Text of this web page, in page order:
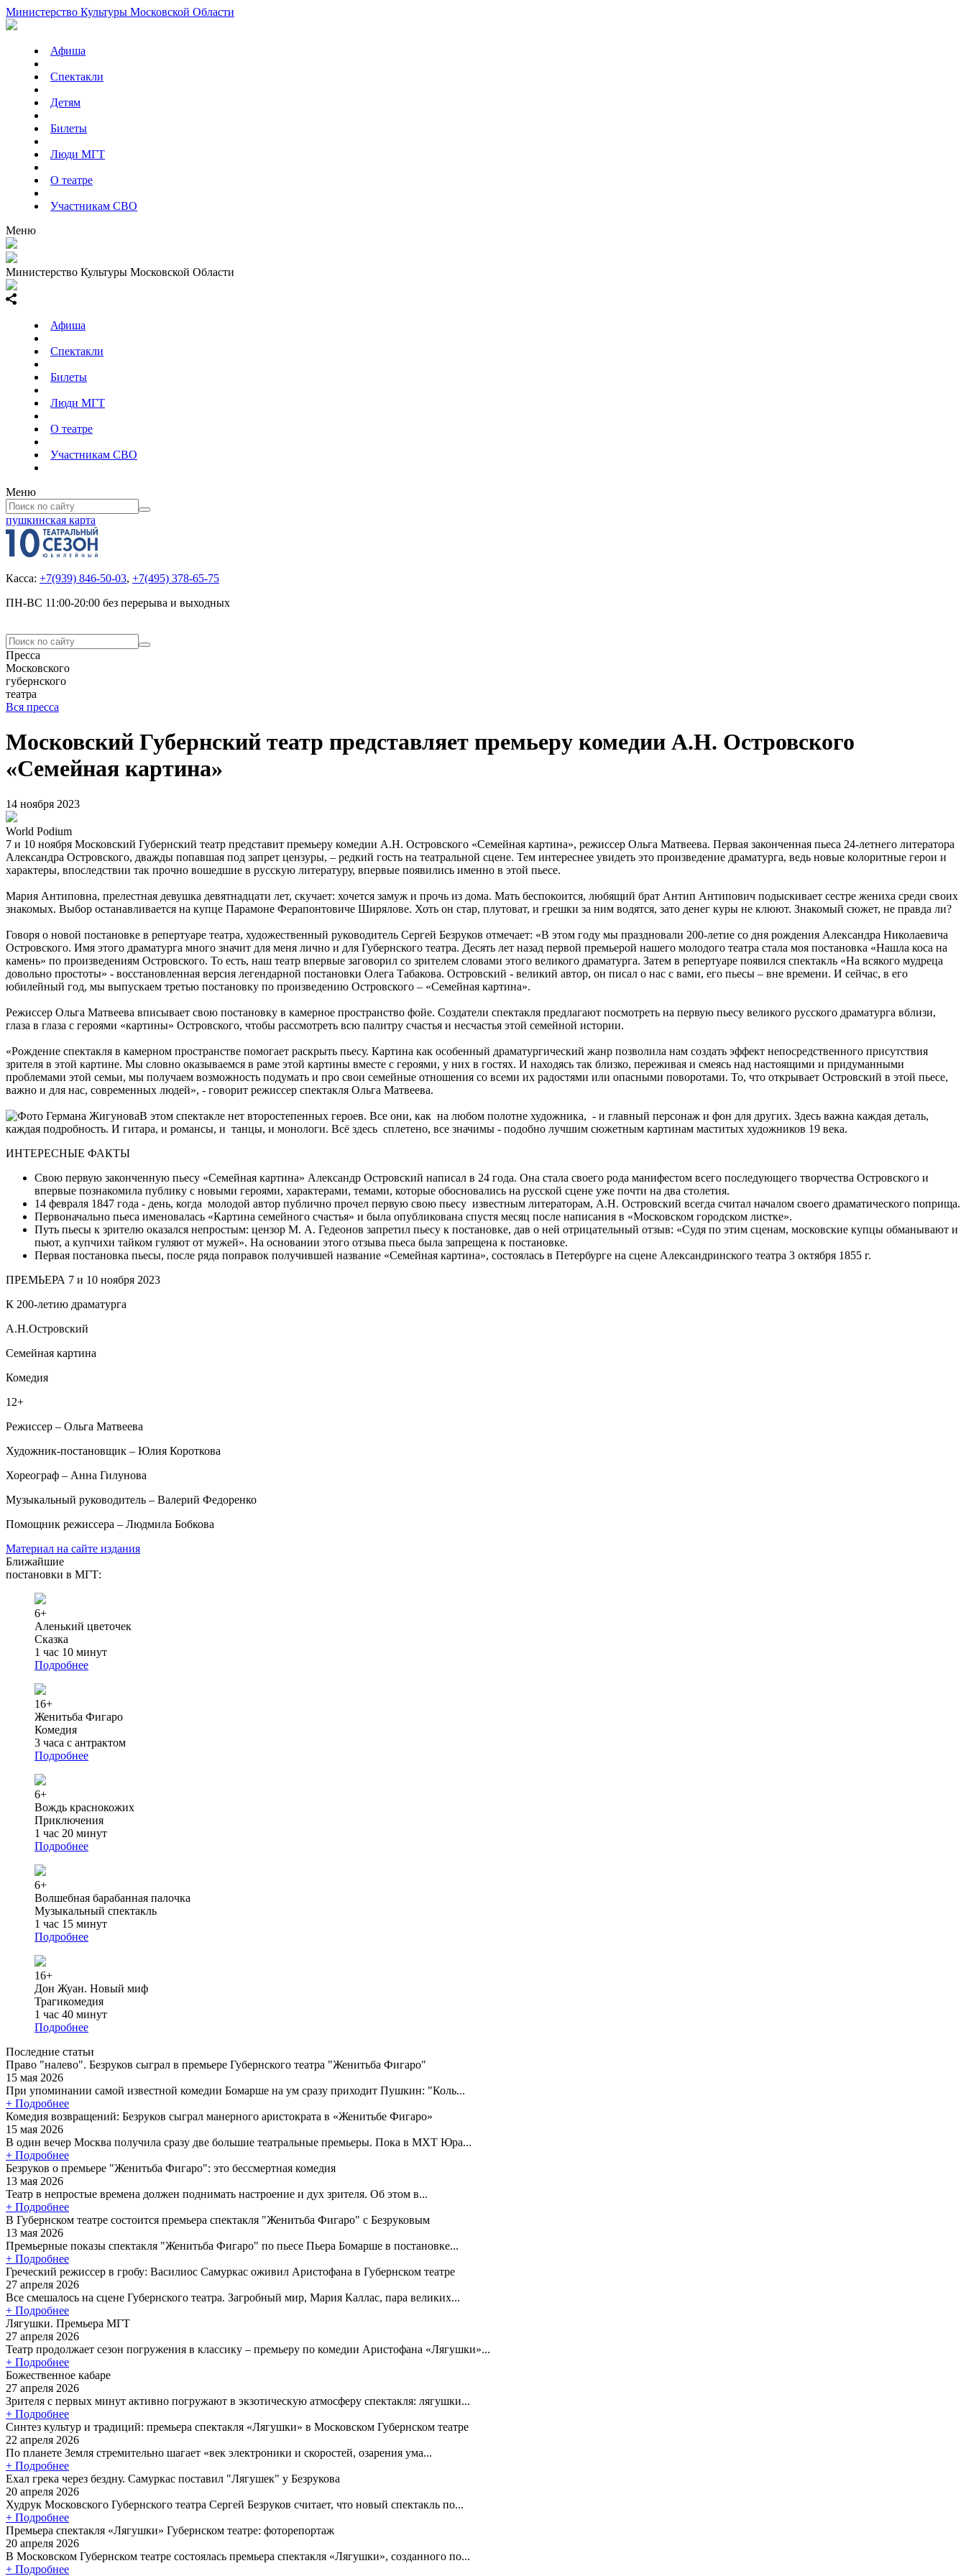
Министерство Культуры Московской Области
Афиша
Спектакли
Детям
Билеты
Люди МГТ
О театре
Участникам СВО
Меню
Министерство Культуры Московской Области
Афиша
Спектакли
Билеты
Люди МГТ
О театре
Участникам СВО
Меню
пушкинская карта
Касса: +7(939) 846-50-03, +7(495) 378-65-75
ПН-ВС 11:00-20:00 без перерыва и выходных
Пресса
Московского
губернского
театра
Вся пресса
Московский Губернский театр представляет премьеру комедии А.Н. Островского
«Семейная картина»
14 ноября 2023
World Podium
7 и 10 ноября Московский Губернский театр представит премьеру комедии А.Н. Островского «Семейная картина», режиссер Ольга Матвеева. Первая законченная пьеса 24-летнего литератора
Александра Островского, дважды попавшая под запрет цензуры, – редкий гость на театральной сцене. Тем интереснее увидеть это произведение драматурга, ведь новые колоритные герои и
характеры, впоследствии так прочно вошедшие в русскую литературу, впервые появились именно в этой пьесе.
Мария Антиповна, прелестная девушка девятнадцати лет, скучает: хочется замуж и прочь из дома. Мать беспокоится, любящий брат Антип Антипович подыскивает сестре жениха среди своих
знакомых. Выбор останавливается на купце Парамоне Ферапонтовиче Ширялове. Хоть он стар, плутоват, и грешки за ним водятся, зато денег куры не клюют. Знакомый сюжет, не правда ли?
Говоря о новой постановке в репертуаре театра, художественный руководитель Сергей Безруков отмечает: «В этом году мы праздновали 200-летие со дня рождения Александра Николаевича
Островского. Имя этого драматурга много значит для меня лично и для Губернского театра. Десять лет назад первой премьерой нашего молодого театра стала моя постановка «Нашла коса на
камень» по произведениям Островского. То есть, наш театр впервые заговорил со зрителем словами этого великого драматурга. Затем в репертуаре появился спектакль «На всякого мудреца
довольно простоты» - восстановленная версия легендарной постановки Олега Табакова. Островский - великий автор, он писал о нас с вами, его пьесы – вне времени. И сейчас, в его
юбилейный год, мы выпускаем третью постановку по произведению Островского – «Семейная картина».
Режиссер Ольга Матвеева вписывает свою постановку в камерное пространство фойе. Создатели спектакля предлагают посмотреть на первую пьесу великого русского драматурга вблизи,
глаза в глаза с героями «картины» Островского, чтобы рассмотреть всю палитру счастья и несчастья этой семейной истории.
«Рождение спектакля в камерном пространстве помогает раскрыть пьесу. Картина как особенный драматургический жанр позволила нам создать эффект непосредственного присутствия
зрителя в этой картине. Мы словно оказываемся в раме этой картины вместе с героями, у них в гостях. И находясь так близко, переживая и смеясь над настоящими и придуманными
проблемами этой семьи, мы получаем возможность подумать и про свои семейные отношения со всеми их радостями или опасными поворотами. То, что открывает Островский в этой пьесе,
важно и для нас, современных людей», - говорит режиссер спектакля Ольга Матвеева.
В этом спектакле нет второстепенных героев. Все они, как на любом полотне художника, - и главный персонаж и фон для других. Здесь важна каждая деталь,
каждая подробность. И гитара, и романсы, и танцы, и монологи. Всё здесь сплетено, все значимы - подобно лучшим сюжетным картинам маститых художников 19 века.
ИНТЕРЕСНЫЕ ФАКТЫ
Свою первую законченную пьесу «Семейная картина» Александр Островский написал в 24 года. Она стала своего рода манифестом всего последующего творчества Островского и
впервые познакомила публику с новыми героями, характерами, темами, которые обосновались на русской сцене уже почти на два столетия.
14 февраля 1847 года - день, когда молодой автор публично прочел первую свою пьесу известным литераторам, А.Н. Островский всегда считал началом своего драматического поприща.
Первоначально пьеса именовалась «Картина семейного счастья» и была опубликована спустя месяц после написания в «Московском городском листке».
Путь пьесы к зрителю оказался непростым: цензор М. А. Гедеонов запретил пьесу к постановке, дав о ней отрицательный отзыв: «Судя по этим сценам, московские купцы обманывают и
пьют, а купчихи тайком гуляют от мужей». На основании этого отзыва пьеса была запрещена к постановке.
Первая постановка пьесы, после ряда поправок получившей название «Семейная картина», состоялась в Петербурге на сцене Александринского театра 3 октября 1855 г.
ПРЕМЬЕРА 7 и 10 ноября 2023
К 200-летию драматурга
А.Н.Островский
Семейная картина
Комедия
12+
Режиссер – Ольга Матвеева
Художник-постановщик – Юлия Короткова
Хореограф – Анна Гилунова
Музыкальный руководитель – Валерий Федоренко
Помощник режиссера – Людмила Бобкова
Материал на сайте издания
Ближайшие
постановки в МГТ:
6+
Аленький цветочек
Сказка
1 час 10 минут
Подробнее
16+
Женитьба Фигаро
Комедия
3 часа с антрактом
Подробнее
6+
Вождь краснокожих
Приключения
1 час 20 минут
Подробнее
6+
Волшебная барабанная палочка
Музыкальный спектакль
1 час 15 минут
Подробнее
16+
Дон Жуан. Новый миф
Трагикомедия
1 час 40 минут
Подробнее
Последние статьи
Право "налево". Безруков сыграл в премьере Губернского театра "Женитьба Фигаро"
15 мая 2026
При упоминании самой известной комедии Бомарше на ум сразу приходит Пушкин: "Коль...
+ Подробнее
Комедия возвращений: Безруков сыграл манерного аристократа в «Женитьбе Фигаро»
15 мая 2026
В один вечер Москва получила сразу две большие театральные премьеры. Пока в МХТ Юра...
+ Подробнее
Безруков о премьере "Женитьба Фигаро": это бессмертная комедия
13 мая 2026
Театр в непростые времена должен поднимать настроение и дух зрителя. Об этом в...
+ Подробнее
В Губернском театре состоится премьера спектакля "Женитьба Фигаро" с Безруковым
13 мая 2026
Премьерные показы спектакля "Женитьба Фигаро" по пьесе Пьера Бомарше в постановке...
+ Подробнее
Греческий режиссер в гробу: Василиос Самуркас оживил Аристофана в Губернском театре
27 апреля 2026
Все смешалось на сцене Губернского театра. Загробный мир, Мария Каллас, пара великих...
+ Подробнее
Лягушки. Премьера МГТ
27 апреля 2026
Театр продолжает сезон погружения в классику – премьеру по комедии Аристофана «Лягушки»...
+ Подробнее
Божественное кабаре
27 апреля 2026
Зрителя с первых минут активно погружают в экзотическую атмосферу спектакля: лягушки...
+ Подробнее
Синтез культур и традиций: премьера спектакля «Лягушки» в Московском Губернском театре
22 апреля 2026
По планете Земля стремительно шагает «век электроники и скоростей, озарения ума...
+ Подробнее
Ехал грека через бездну. Самуркас поставил "Лягушек" у Безрукова
20 апреля 2026
Худрук Московского Губернского театра Сергей Безруков считает, что новый спектакль по...
+ Подробнее
Премьера спектакля «Лягушки» Губернском театре: фоторепортаж
20 апреля 2026
В Московском Губернском театре состоялась премьера спектакля «Лягушки», созданного по...
+ Подробнее